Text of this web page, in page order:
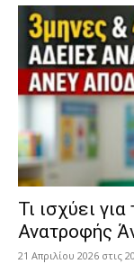
​Τι ισχύει
Ανατροφής
21 Απριλίου 2026 στις